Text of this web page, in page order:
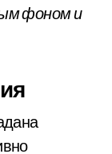
фоном и